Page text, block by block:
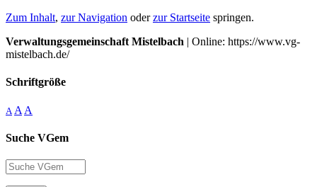
Zum Inhalt, zur Navigation oderzur Startseite springen.
Verwaltungsgemeinschaft Mistelbach | Online: https://www.vg-
mistelbach.de/
Schriftgröße
A A A
Suche VGem